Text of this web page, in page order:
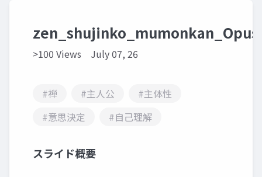
>100 Views July 07, 26
#禅 #主人公
#主体性
#意思決定
#自己理解
スライド概要